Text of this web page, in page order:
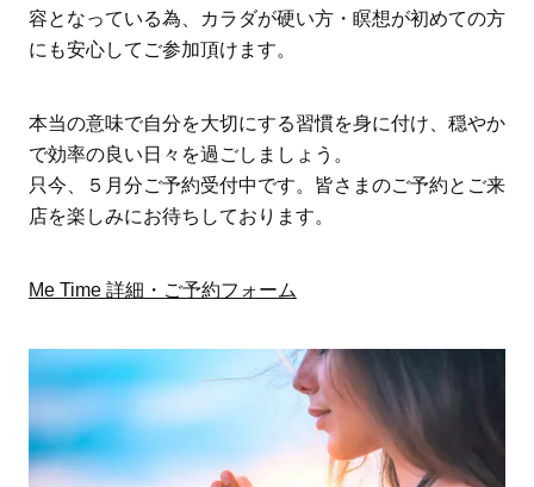
容となっている為、カラダが硬い方・瞑想が初めての方
にも安心してご参加頂けます。
本当の意味で自分を大切にする習慣を身に付け、穏やか
で効率の良い日々を過ごしましょう。
只今、５月分ご予約受付中です。皆さまのご予約とご来
店を楽しみにお待ちしております。
Me Time 詳細・ご予約フォーム